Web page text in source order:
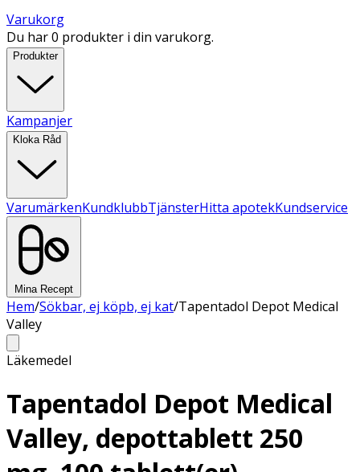
Varukorg
Du har 0 produkter i din varukorg.
Produkter
Kampanjer
Kloka Råd
VarumärkenKundklubbTjänsterHitta apotekKundservice
Mina Recept
Hem/Sökbar, ej köpb, ej kat/Tapentadol Depot Medical
Valley
Läkemedel
Tapentadol Depot Medical
Valley, depottablett 250